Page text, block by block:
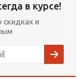
в курсе!
скидках и